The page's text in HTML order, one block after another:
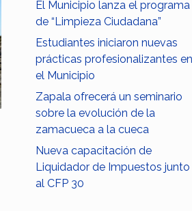
El Municipio lanza el programa
de “Limpieza Ciudadana”
Estudiantes iniciaron nuevas
prácticas profesionalizantes en
el Municipio
Zapala ofrecerá un seminario
sobre la evolución de la
zamacueca a la cueca
Nueva capacitación de
Liquidador de Impuestos junto
al CFP 30